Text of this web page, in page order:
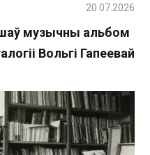
музычны альбом
Вольгі Гапеевай
20.07.2026